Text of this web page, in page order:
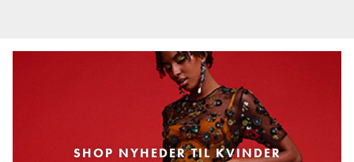
SHOP NYHEDER TIL KVINDER